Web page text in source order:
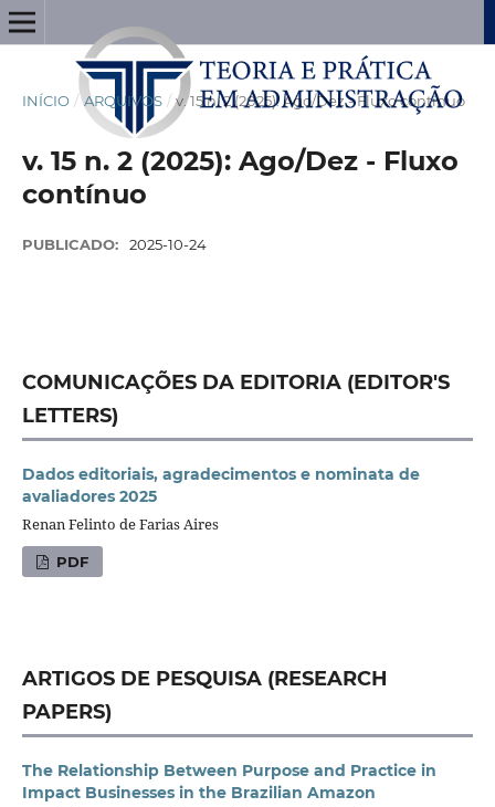
INÍCIO / ARQUIVOS / v. 15 n. 2 (2025): Ago/Dez - Fluxo contínuo
v. 15 n. 2 (2025): Ago/Dez - Fluxo
contínuo
PUBLICADO: 2025-10-24
COMUNICAÇÕES DA EDITORIA (EDITOR'S
LETTERS)
Dados editoriais, agradecimentos e nominata de
avaliadores 2025
Renan Felinto de Farias Aires
PDF
ARTIGOS DE PESQUISA (RESEARCH
PAPERS)
The Relationship Between Purpose and Practice in
Impact Businesses in the Brazilian Amazon